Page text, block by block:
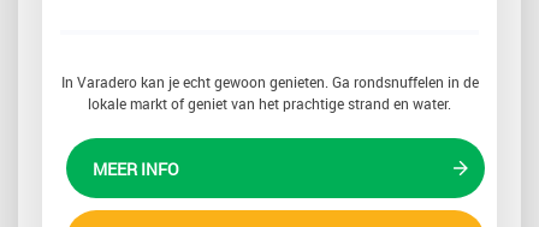
In Varadero kan je echt gewoon genieten. Ga rondsnuffelen in de
lokale markt of geniet van het prachtige strand en water.
MEER INFO